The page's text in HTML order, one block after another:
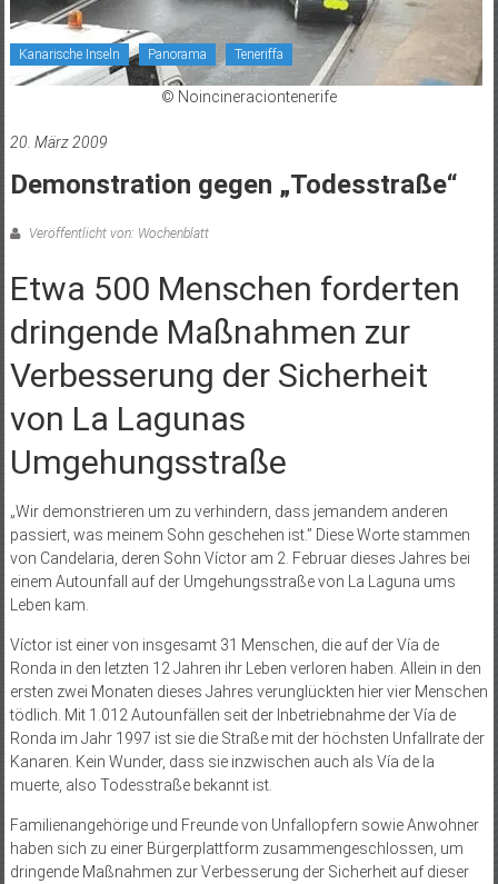
Kanarische Inseln Panorama Teneriffa
© Noincineraciontenerife
20. März 2009
Demonstration gegen „Todesstraße“
Veröffentlicht von: Wochenblatt
Etwa 500 Menschen forderten
dringende Maßnahmen zur
Verbesserung der Sicherheit
von La Lagunas
Umgehungsstraße
„Wir demonstrieren um zu verhindern, dass jemandem anderen
passiert, was meinem Sohn geschehen ist.” Diese Worte stammen
von Candelaria, deren Sohn Víctor am 2. Februar dieses Jahres bei
einem Autounfall auf der Umgehungsstraße von La Laguna ums
Leben kam.
Víctor ist einer von insgesamt 31 Menschen, die auf der Vía de
Ronda in den letzten 12 Jahren ihr Leben verloren haben. Allein in den
ersten zwei Monaten dieses Jahres verunglückten hier vier Menschen
tödlich. Mit 1.012 Autounfällen seit der Inbetriebnahme der Vía de
Ronda im Jahr 1997 ist sie die Straße mit der höchsten Unfallrate der
Kanaren. Kein Wunder, dass sie inzwischen auch als Vía de la
muerte, also Todesstraße bekannt ist.
Familienangehörige und Freunde von Unfallopfern sowie Anwohner
haben sich zu einer Bürgerplattform zusammengeschlossen, um
dringende Maßnahmen zur Verbesserung der Sicherheit auf dieser